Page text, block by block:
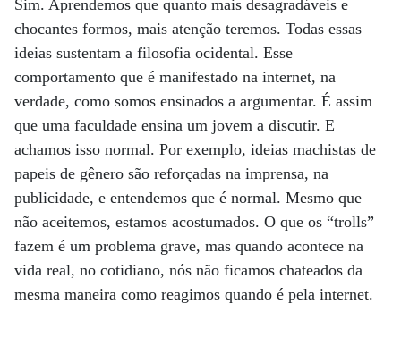
Sim. Aprendemos que quanto mais desagradáveis e
chocantes formos, mais atenção teremos. Todas essas
ideias sustentam a filosofia ocidental. Esse
comportamento que é manifestado na internet, na
verdade, como somos ensinados a argumentar. É assim
que uma faculdade ensina um jovem a discutir. E
achamos isso normal. Por exemplo, ideias machistas de
papeis de gênero são reforçadas na imprensa, na
publicidade, e entendemos que é normal. Mesmo que
não aceitemos, estamos acostumados. O que os “trolls”
fazem é um problema grave, mas quando acontece na
vida real, no cotidiano, nós não ficamos chateados da
mesma maneira como reagimos quando é pela internet.